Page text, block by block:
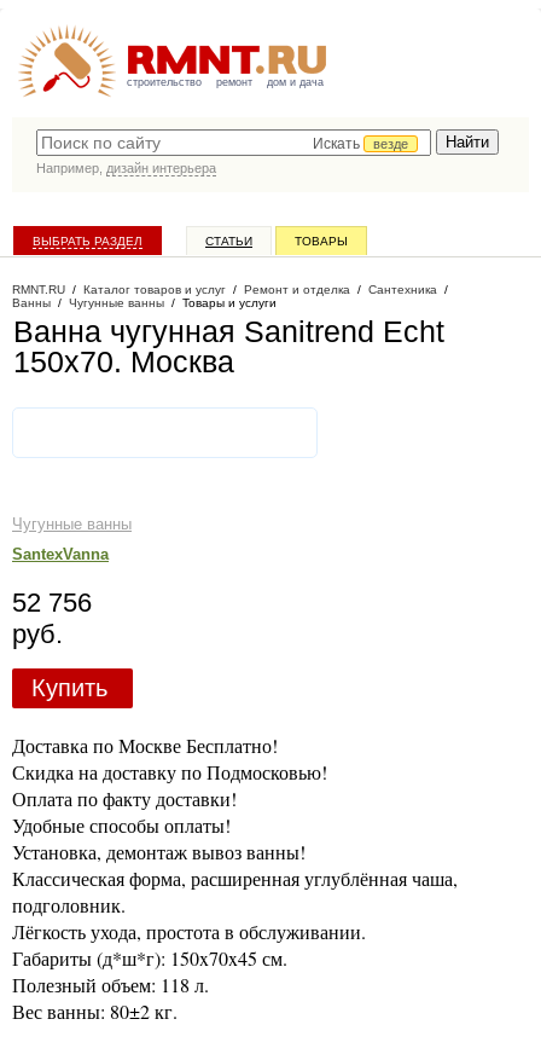
строительство ремонт дом и дача
Искать
везде
Например, дизайн интерьера
ВЫБРАТЬ РАЗДЕЛ СТАТЬИ ТОВАРЫ
RMNT.RU / Каталог товаров и услуг / Ремонт и отделка / Сантехника /
Ванны / Чугунные ванны / Товары и услуги
Ванна чугунная Sanitrend Echt
150х70. Москва
Чугунные ванны
SantexVanna
52 756
руб.
Купить
Доставка по Москве Бесплатно!
Скидка на доставку по Подмосковью!
Оплата по факту доставки!
Удобные способы оплаты!
Установка, демонтаж вывоз ванны!
Классическая форма, расширенная углублённая чаша,
подголовник.
Лёгкость ухода, простота в обслуживании.
Габариты (д*ш*г): 150x70x45 см.
Полезный объем: 118 л.
Вес ванны: 80±2 кг.